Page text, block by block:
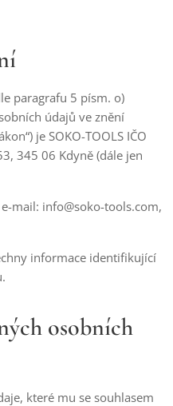
paragrafu 5 písm. o)
údajů ve znění
je SOKO-TOOLS IČO
345 06 Kdyně (dále jen
mail: info@soko-tools.com,
informace identifikující
osobních
které mu se souhlasem